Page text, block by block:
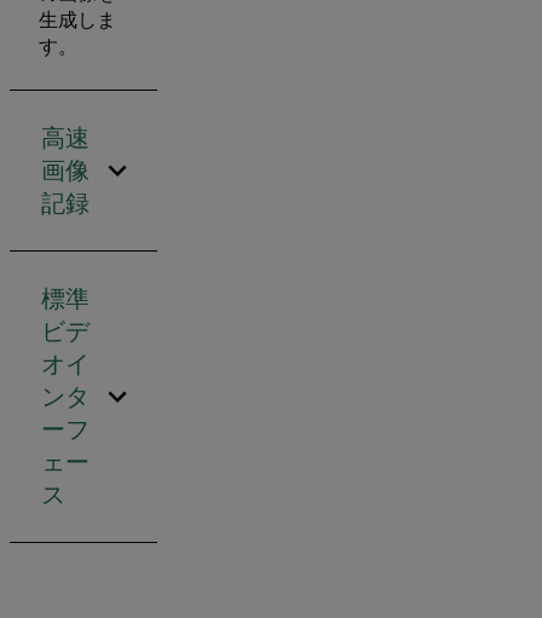
生成しま
す。
高速
画像
記録
標準
ビデ
オイ
ンタ
ーフ
ェー
ス